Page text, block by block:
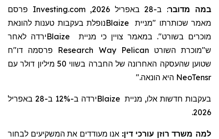
במה מדובר:
ב-28 באפריל 2026, Investing.com פרסם
מאמר שכותרתו "מניית
Blaizeנופלת בעקבות טענות להונאת
מוכרים בשורט". במאמר צויין כי מניית Blaizeירדה לאחר
ש"מוכרת השורט Pelican
Way
Research פרסמה דו"ח
שטוען שהעסקה האחרונה של החברה בשווי 50 מיליון דולר עם
NeoTensr היא הונאה."
בעקבות חדשות אלו, מניית Blaize
ירדה ב-12% ב-28 באפריל
2026.
למה משרד רוזן עורכי דין: אנו מעודדים את המשקיעים לבחור